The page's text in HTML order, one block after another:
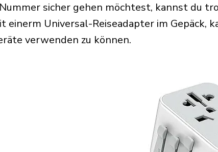
sicher gehen möchtest, kannst du
Universal-Reiseadapter im Gepäck,
verwenden zu können.